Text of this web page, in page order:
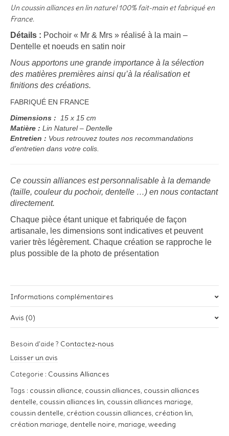
Un coussin alliances en lin naturel 100% fait-main et fabriqué en
France.
Détails : Pochoir « Mr & Mrs » réalisé à la main –
Dentelle et noeuds en satin noir
Nous apportons une grande importance à la sélection
des matières premières ainsi qu’à la réalisation et
finitions des créations.
FABRIQUÉ EN FRANCE
Dimensions :
15 x 15 cm
Matière : Lin Naturel – Dentelle
Entretien : Vous retrouvez toutes nos recommandations
d’entretien dans votre colis.
Ce coussin alliances est personnalisable à la demande
(taille, couleur du pochoir, dentelle …) en nous contactant
directement.
Chaque pièce étant unique et fabriquée de façon
artisanale, les dimensions sont indicatives et peuvent
varier très légèrement. Chaque création se rapproche le
plus possible de la photo de présentation
Informations complémentaires
Poids
Avis (0)
Soyez le premier à laisser votre avis sur “Coussin alliances Mr &
Mrs – Dentelle noire”
obligatoires sont indiqués avec*
Votre note
Besoin d'aide ? Contactez-nous
Laisser un avis
Categorie : Coussins Alliances
Tags : coussin alliance, coussin alliances, coussin alliances
dentelle, coussin alliances lin, coussin alliances mariage,
coussin dentelle, création coussin alliances, création lin,
création mariage, dentelle noire, mariage, weeding